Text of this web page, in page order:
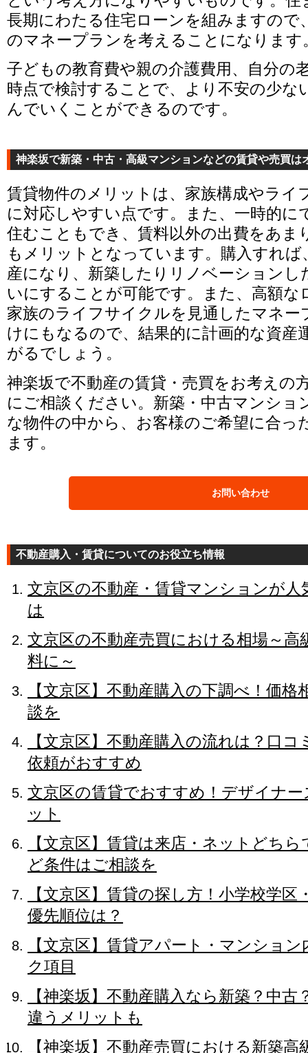
長期にわたる住宅ローンを組みますので
のマネープランを考えることになります
子どもの教育費や親の介護費用、自分の
時点で検討することで、より不安の少な
んでいくことができるのです。
神楽坂で新築・中古・高級マンションなどの賃貸や売買は
賃貸物件のメリットは、家族構成やライ
に対応しやすい点です。また、一時的に
住むこともでき、賃料以外の出費をあま
もメリットとなっています。購入すれ
産になり、新築したりリノベーション
いにすることが可能です。また、高額な
家族のライフサイクルを見通したマネ
けにもなるので、結果的に計画的な資産
がるでしょう。
神楽坂で不動産の賃貸・売買をお考えの
にご相談ください。新築・中古マンショ
な物件の中から、お客様のご希望に合っ
ます。
お問い合わせ
不動産購入・賃貸についてのお役立ち情報
文京区の不動産・賃貸マンションが
は
文京区の不動産売買における相場～高
料に～
【文京区】不動産購入の下調べ！価
談を
【文京区】不動産購入の流れは？口
依頼がおすすめ
文京区の賃貸でおすすめ！デザイナ
ット
【文京区】賃貸は来店・ネットどち
ど条件はご相談を
【文京区】賃貸の探し方！小学校学
優先順位は？
【文京区】賃貸アパート・マンショ
ク項目
【神楽坂】不動産購入なら新築？中
違うメリットも
【神楽坂】不動産売買における新築